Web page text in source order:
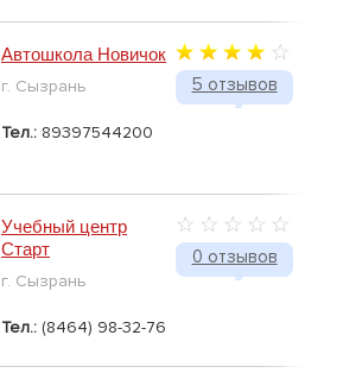
5 отзывов
Автошкола Новичок
г. Сызрань
Тел.: 89397544200
0 отзывов
Учебный центр
Старт
г. Сызрань
Тел.: (8464) 98-32-76